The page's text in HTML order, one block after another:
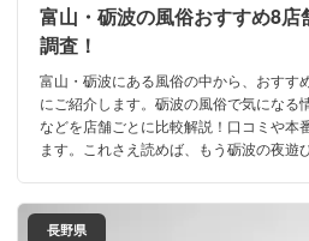
富山・砺波の風俗おすすめ8店
調査！
富山・砺波にある風俗の中から、おすす
にご紹介します。砺波の風俗で気になる
などを店舗ごとに比較解説！口コミや本
ます。これさえ読めば、もう砺波の夜遊
長野県